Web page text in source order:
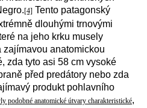
[4] Tento patagonský
dlouhými trnovými
na jeho krku musely
anatomickou
zda tyto asi 58 cm vysoké
před predátory nebo zda
produkt pohlavního
podobné anatomické útvary charakteristické,